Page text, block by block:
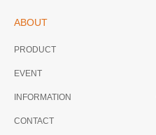
ABOUT
PRODUCT
EVENT
INFORMATION
CONTACT